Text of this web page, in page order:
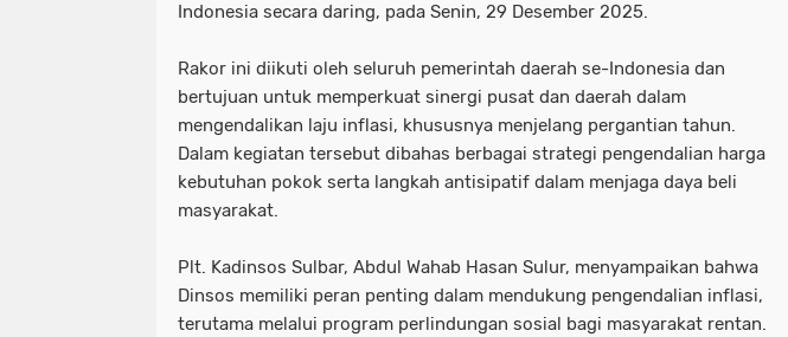
Indonesia secara daring, pada Senin, 29 Desember 2025.
Rakor ini diikuti oleh seluruh pemerintah daerah se-Indonesia dan
bertujuan untuk memperkuat sinergi pusat dan daerah dalam
mengendalikan laju inflasi, khususnya menjelang pergantian tahun.
Dalam kegiatan tersebut dibahas berbagai strategi pengendalian harga
kebutuhan pokok serta langkah antisipatif dalam menjaga daya beli
masyarakat.
Plt. Kadinsos Sulbar, Abdul Wahab Hasan Sulur, menyampaikan bahwa
Dinsos memiliki peran penting dalam mendukung pengendalian inflasi,
terutama melalui program perlindungan sosial bagi masyarakat rentan.